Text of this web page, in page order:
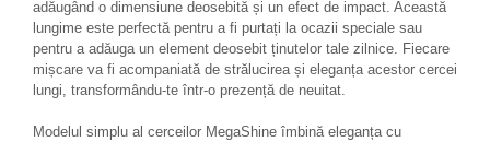
adăugând o dimensiune deosebită și un efect de impact. Această
lungime este perfectă pentru a fi purtați la ocazii speciale sau
pentru a adăuga un element deosebit ținutelor tale zilnice. Fiecare
mișcare va fi acompaniată de strălucirea și eleganța acestor cercei
lungi, transformându-te într-o prezență de neuitat.
Modelul simplu al cerceilor MegaShine îmbină eleganța cu